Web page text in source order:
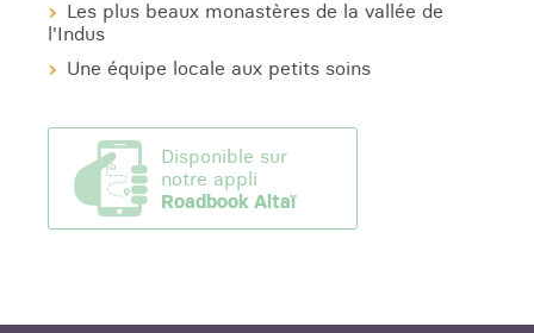
Les plus beaux monastères de la vallée de
l'Indus
Une équipe locale aux petits soins
Disponible sur
notre appli
Roadbook Altaï